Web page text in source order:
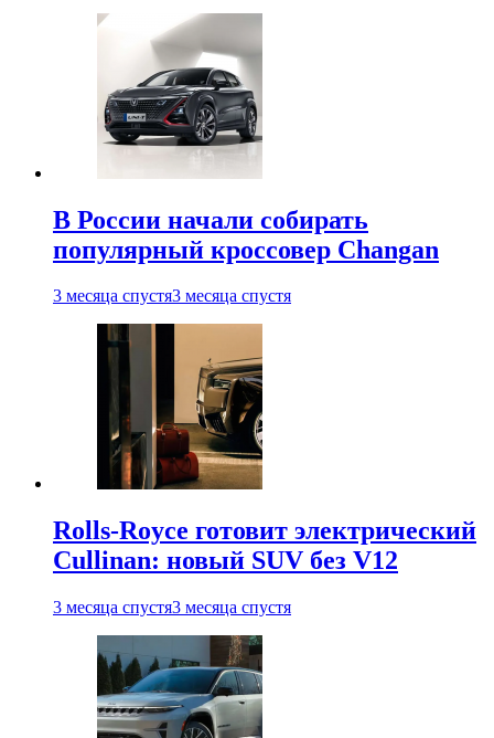
В России начали собирать
популярный кроссовер Changan
3 месяца спустя3 месяца спустя
Rolls-Royce готовит электрический
Cullinan: новый SUV без V12
3 месяца спустя3 месяца спустя